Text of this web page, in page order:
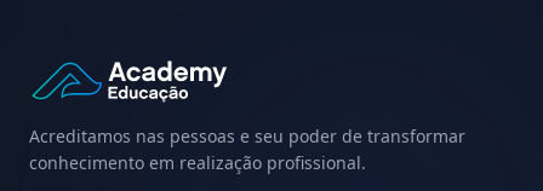
Acreditamos nas pessoas e seu poder de transformar
conhecimento em realização profissional.